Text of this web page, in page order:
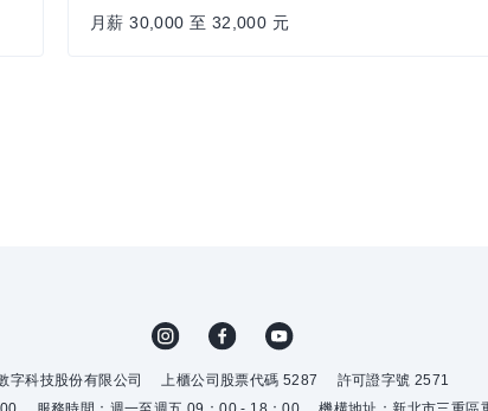
月薪 30,000 至 32,000 元
字科技股份有限公司 上櫃公司股票代碼 5287
許可證字號 2571